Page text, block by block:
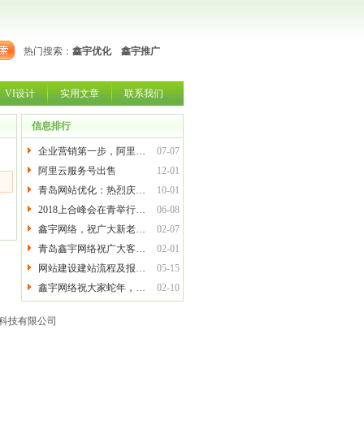
热门搜索： 鑫宇优化 鑫宇推广
VI设计 实用文章 联系我们
信息排行
07-07
企业营销第一步，阿里…
12-01
阿里云服务号出售
10-01
青岛网站优化：热烈庆…
06-08
2018上合峰会在青举行…
02-07
鑫宇网络，祝广大新老…
02-01
青岛鑫宇网络祝广大客…
05-15
网站建设建站流程及报…
02-10
鑫宇网络祝大家蛇年，…
技有限公司